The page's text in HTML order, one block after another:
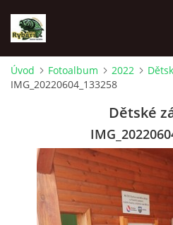
ÚVOD
SPONZOŘI MO ČRS SKUHROV
O NÁS
Úvod Fotoalbum 2022
IMG_20220604_133258
Dětské